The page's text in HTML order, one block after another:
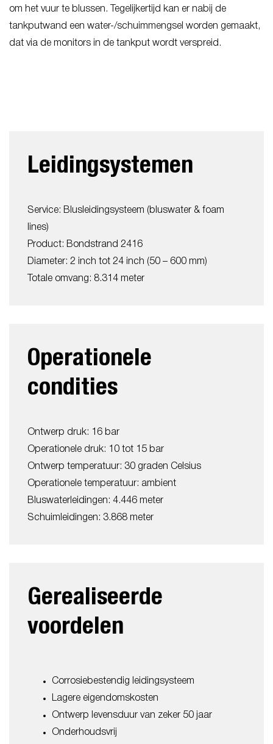
om het vuur te blussen. Tegelijkertijd kan er nabij de
tankputwand een water-/schuimmengsel worden gemaakt,
dat via de monitors in de tankput wordt verspreid.
Leidingsystemen
Service: Blusleidingsysteem (bluswater & foam
lines)
Product: Bondstrand 2416
Diameter: 2 inch tot 24 inch (50 – 600 mm)
Totale omvang: 8.314 meter
Operationele
condities
Ontwerp druk: 16 bar
Operationele druk: 10 tot 15 bar
Ontwerp temperatuur: 30 graden Celsius
Operationele temperatuur: ambient
Bluswaterleidingen: 4.446 meter
Schuimleidingen: 3.868 meter
Gerealiseerde
voordelen
Corrosiebestendig leidingsysteem
Lagere eigendomskosten
Ontwerp levensduur van zeker 50 jaar
Onderhoudsvrij